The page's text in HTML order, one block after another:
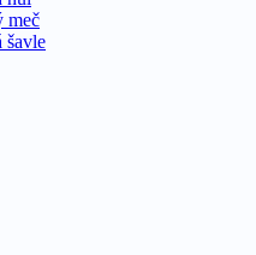
meč
šavle